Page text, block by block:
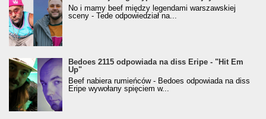
No i mamy beef między legendami warszawskiej
sceny - Tede odpowiedział na...
Bedoes 2115 odpowiada na diss Eripe - "Hit Em
Up"
Beef nabiera rumieńców - Bedoes odpowiada na diss
Eripe wywołany spięciem w...